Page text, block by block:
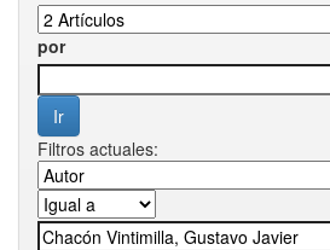
por
Filtros actuales: